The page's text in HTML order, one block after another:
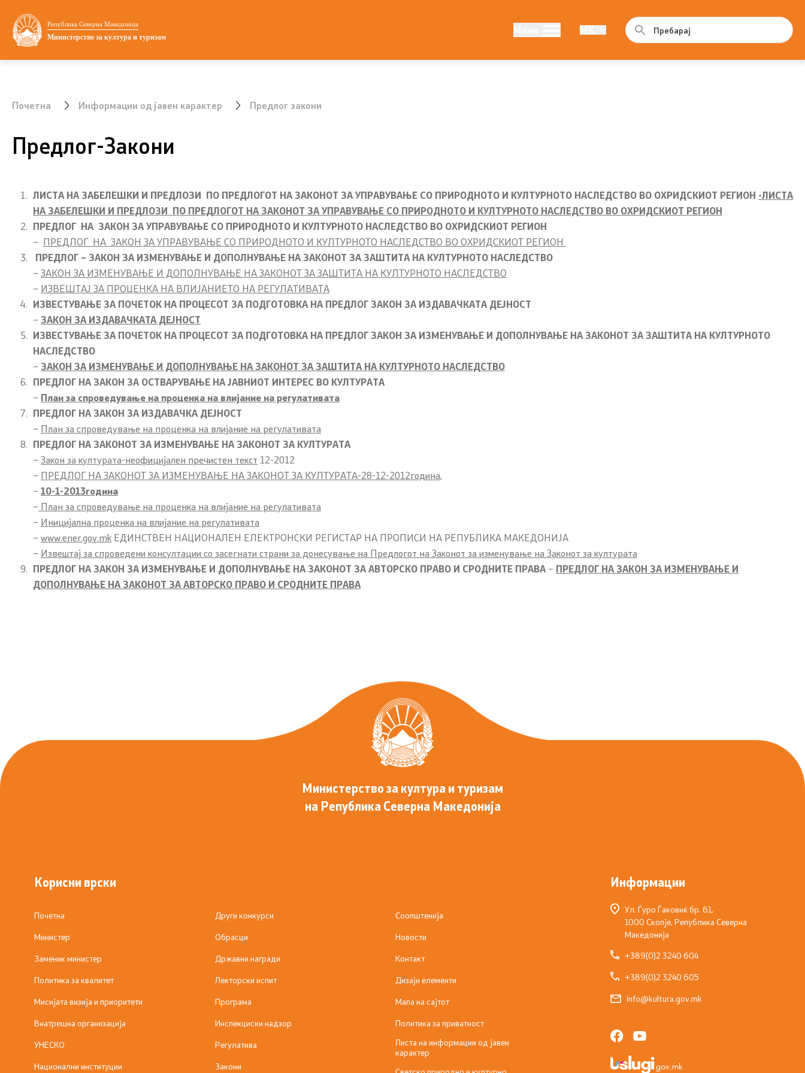
Република Северна Македонија
Министерство за култура и туризам
Министерство
Државен секретар
Мисијата визија и приоритети
Внатрешна организација
УНЕСКО
Национални институции
Локални институции
Органи во состав
Инспекторат за употребата на
македонскиот стандарден јазик
Совет за македонски јазик
Совет на Европа
Творештво
Новости
Конкурси
Завршени конкурси
Државни награди
Програма
Информации од јавен карактер
Листа на информации од јавен
карактер
Јавни набавки
од ЈК - барања и одговори
Контакт
Институции
Изјава за пристапност
Почетна Информации од јавен карактер Предлог закони
Предлог-Закони
ЛИСТА НА ЗАБЕЛЕШКИ И ПРЕДЛОЗИ ПО ПРЕДЛОГОТ НА ЗАКОНОТ ЗА УПРАВУВАЊЕ СО ПРИРОДНОТО И КУЛТУРНОТО НАСЛЕДСТВО ВО ОХРИДСКИОТ РЕГИОН -ЛИСТА
НА ЗАБЕЛЕШКИ И ПРЕДЛОЗИ ПО ПРЕДЛОГОТ НА ЗАКОНОТ ЗА УПРАВУВАЊЕ СО ПРИРОДНОТО И КУЛТУРНОТО НАСЛЕДСТВО ВО ОХРИДСКИОТ РЕГИОН
ПРЕДЛОГ НА ЗАКОН ЗА УПРАВУВАЊЕ СО ПРИРОДНОТО И КУЛТУРНОТО НАСЛЕДСТВО ВО ОХРИДСКИОТ РЕГИОН
– ПРЕДЛОГ НА ЗАКОН ЗА УПРАВУВАЊЕ СО ПРИРОДНОТО И КУЛТУРНОТО НАСЛЕДСТВО ВО ОХРИДСКИОТ РЕГИОН
ПРЕДЛОГ – ЗАКОН ЗА ИЗМЕНУВАЊЕ И ДОПОЛНУВАЊЕ НА ЗАКОНОТ ЗА ЗАШТИТА НА КУЛТУРНОТО НАСЛЕДСТВО
– ЗАКОН ЗА ИЗМЕНУВАЊЕ И ДОПОЛНУВАЊЕ НА ЗАКОНОТ ЗА ЗАШТИТА НА КУЛТУРНОТО НАСЛЕДСТВО
– ИЗВЕШТАЈ ЗА ПРОЦЕНКА НА ВЛИЈАНИЕТО НА РЕГУЛАТИВАТА
ИЗВЕСТУВАЊЕ ЗА ПОЧЕТОК НА ПРОЦЕСОТ ЗА ПОДГОТОВКА НА ПРЕДЛОГ ЗАКОН ЗА ИЗДАВАЧКАТА ДЕЈНОСТ
– ЗАКОН ЗА ИЗДАВАЧКАTA ДЕЈНОСТ
ИЗВЕСТУВАЊЕ ЗА ПОЧЕТОК НА ПРОЦЕСОТ ЗА ПОДГОТОВКА НА ПРЕДЛОГ ЗАКОН ЗА ИЗМЕНУВАЊЕ И ДОПОЛНУВАЊЕ НА ЗАКОНОТ ЗА ЗАШТИТА НА КУЛТУРНОТО
НАСЛЕДСТВО
– ЗАКОН ЗА ИЗМЕНУВАЊЕ И ДОПОЛНУВАЊЕ НА ЗАКОНОТ ЗА ЗАШТИТА НА КУЛТУРНОТО НАСЛЕДСТВО
ПРЕДЛОГ НА ЗАКОН ЗА ОСТВАРУВАЊЕ НА ЈАВНИОТ ИНТЕРЕС ВО КУЛТУРАТА
– План за спроведување на проценка на влијание на регулативата
ПРЕДЛОГ НА ЗАКОН ЗА ИЗДАВАЧКА ДЕЈНОСТ
– План за спроведување на проценка на влијание на регулативата
ПРЕДЛОГ НА ЗАКОНОТ ЗА ИЗМЕНУВАЊЕ НА ЗАКОНОТ ЗА КУЛТУРАТА
– Закон за културата-неофицијален пречистен текст 12-2012
– ПРЕДЛОГ НА ЗАКОНОТ ЗА ИЗМЕНУВАЊЕ НА ЗАКОНОТ ЗА КУЛТУРАТА-28-12-2012година,
– 10-1-2013година
– План за спроведување на проценка на влијание на регулативата
– Иницијална проценка на влијание на регулативата
– www.ener.gov.mk ЕДИНСТВЕН НАЦИОНАЛЕН ЕЛЕКТРОНСКИ РЕГИСТАР НА ПРОПИСИ НА РЕПУБЛИКА МАКЕДОНИЈА
– Извештај за спроведени консултации со засегнати страни за донесување на Предлогот на Законот за изменување на Законот за културата
ПРЕДЛОГ НА ЗАКОН ЗА ИЗМЕНУВАЊЕ И ДОПОЛНУВАЊЕ НА ЗАКОНОТ ЗА АВТОРСКО ПРАВО И СРОДНИТЕ ПРАВА – ПРЕДЛОГ НА ЗАКОН ЗА ИЗМЕНУВАЊЕ И
ДОПОЛНУВАЊЕ НА ЗАКОНОТ ЗА АВТОРСКО ПРАВО И СРОДНИТЕ ПРАВА
Министерство за култура и туризам
на Република Северна Македонија
Корисни врски
Почетна
Министер
Заменик министер
Политика за квалитет
Мисијата визија и приоритети
Внатрешна организација
УНЕСКО
Национални институции
Други конкурси
Обрасци
Државни награди
Лекторски испит
Програма
Инспекциски надзор
Регулатива
Закони
Соопштенија
Новости
Контакт
Дизајн елементи
Мапа на сајтот
Политика за приватност
Листа на информации од јавен
карактер
Информации
Ул. Ѓуро Ѓаковиќ бр. 61,
1000 Скопје, Република Северна
Македонија
+389(0)2 3240 604
+389(0)2 3240 605
info@kultura.gov.mk